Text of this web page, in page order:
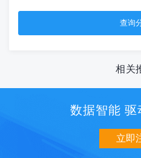
相关
数据智能 驱
立即